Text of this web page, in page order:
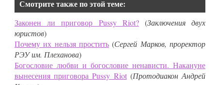
Смотрите также по этой теме:
Законен ли приговор Pussy Riot?(Заключения двух
юристов)
Почему их нельзя простить (Сергей Марков, проректор
РЭУ им. Плеханова)
Богословие любви и богословие ненависти. Накануне
вынесения приговора Pussy Riot(Протодиакон Андрей